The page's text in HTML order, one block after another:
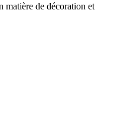
matière de décoration et